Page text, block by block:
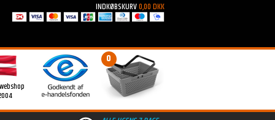
INDKØBSKURV0,00 DKK
0